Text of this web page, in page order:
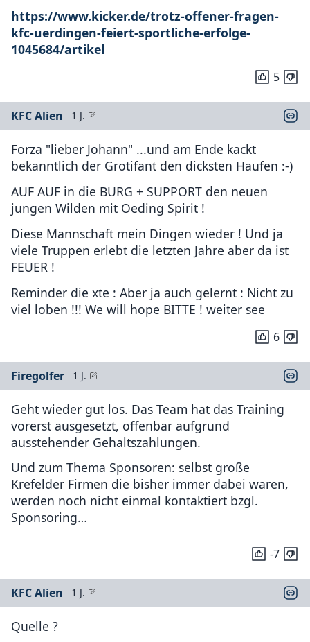
https://www.kicker.de/trotz-offener-fragen-
kfc-uerdingen-feiert-sportliche-erfolge-
1045684/artikel
5
KFC Alien 1 J.
Forza "lieber Johann" ...und am Ende kackt
bekanntlich der Grotifant den dicksten Haufen :-)
AUF AUF in die BURG + SUPPORT den neuen
jungen Wilden mit Oeding Spirit !
Diese Mannschaft mein Dingen wieder ! Und ja
viele Truppen erlebt die letzten Jahre aber da ist
FEUER !
Reminder die xte : Aber ja auch gelernt : Nicht zu
viel loben !!! We will hope BITTE ! weiter see
6
Firegolfer 1 J.
Geht wieder gut los. Das Team hat das Training
vorerst ausgesetzt, offenbar aufgrund
ausstehender Gehaltszahlungen.
Und zum Thema Sponsoren: selbst große
Krefelder Firmen die bisher immer dabei waren,
werden noch nicht einmal kontaktiert bzgl.
Sponsoring…
-7
KFC Alien 1 J.
Quelle ?